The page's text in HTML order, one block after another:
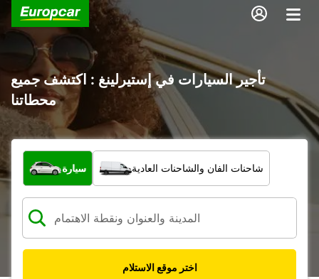
تأجير السيارات في إستيرلينغ : اكتشف جميع
محطاتنا
ما نوع المركبة؟
سيارة شاحنات الفان والشاحنات العادية
اختر موقع الاستلام